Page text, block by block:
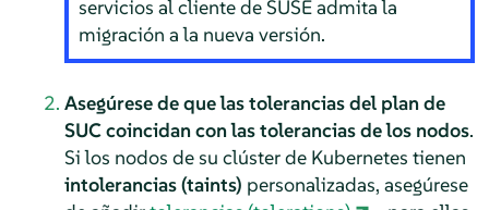
servicios al cliente de SUSE admita la
migración a la nueva versión.
Asegúrese de que las tolerancias del plan de
SUC coincidan con las tolerancias de los nodos.
Si los nodos de su clúster de Kubernetes tienen
intolerancias (taints) personalizadas, asegúrese